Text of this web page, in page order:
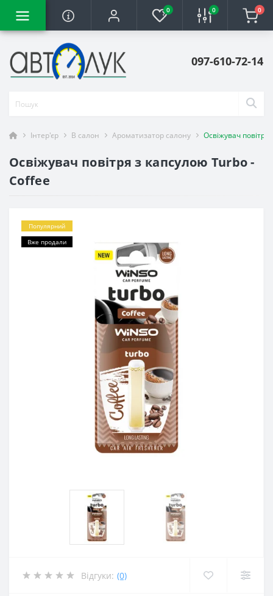
0 0 0
097-610-72-14
Інтер'єр В салон Ароматизатор салону Освіжувач
Освіжувач повітря з капсулою Turbo -
Coffee
Популярний
Вже продали
Відгуки: (0)